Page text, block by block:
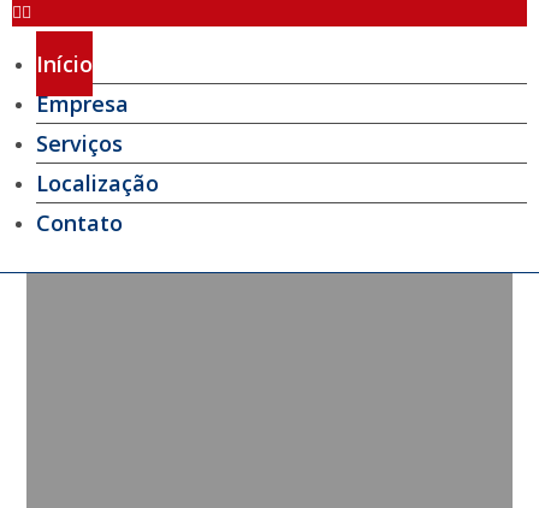
Início
Empresa
Serviços
Localização
Contato